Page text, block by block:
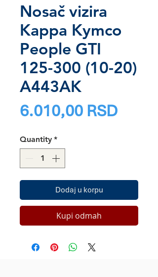
Nosač vizira
Kappa Kymco
People GTI
125-300 (10-20)
A443AK
6.010,00 RSDPrice
Quantity *
Dodaj u korpu
Kupi odmah